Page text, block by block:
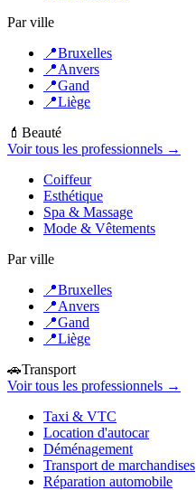
Par ville
📍Bruxelles
📍Anvers
📍Gand
📍Liège
💄 Beauté
Voir tous les professionnels →
Coiffeur
Esthétique
Spa & Massage
Mode & Vêtements
Par ville
📍Bruxelles
📍Anvers
📍Gand
📍Liège
🚗Transport
Voir tous les professionnels →
Taxi & VTC
Location d'autocar
Déménagement
Transport de marchandises
Réparation automobile